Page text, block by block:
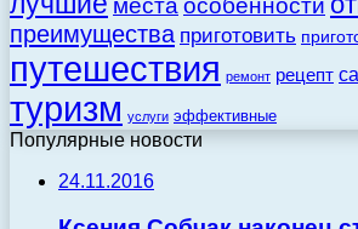
преимущества приготовить
путешествия ремонт рецепт
туризм услуги эффективные
Популярные новости
24.11.2016